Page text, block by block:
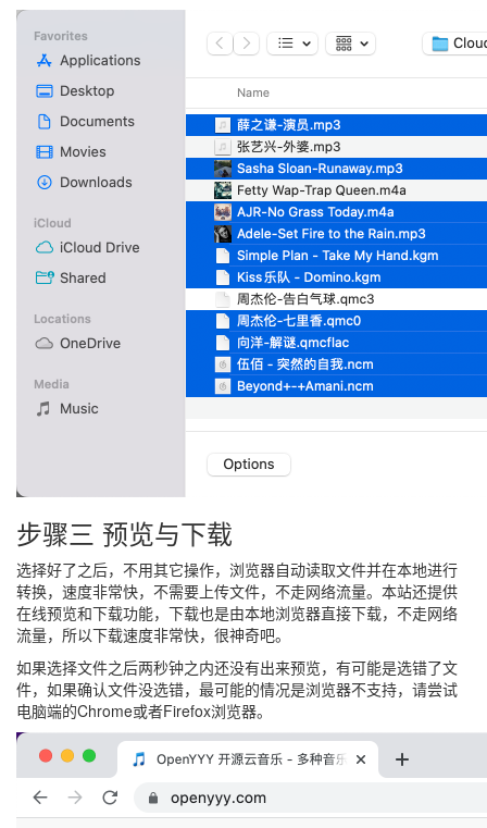
步骤三 预览与下载
选择好了之后，不用其它操作，浏览器自动读取文件并在本地进行
转换，速度非常快，不需要上传文件，不走网络流量。本站还提供
在线预览和下载功能，下载也是由本地浏览器直接下载，不走网络
流量，所以下载速度非常快，很神奇吧。
如果选择文件之后两秒钟之内还没有出来预览，有可能是选错了文
件，如果确认文件没选错，最可能的情况是浏览器不支持，请尝试
电脑端的Chrome或者Firefox浏览器。